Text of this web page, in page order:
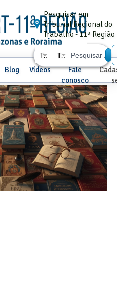
Pesquisar em
Tribunal Regional do
Trabalho - 11ª Região
Todos os campos Todos os tipos
Blog Vídeos
Fale
conosco